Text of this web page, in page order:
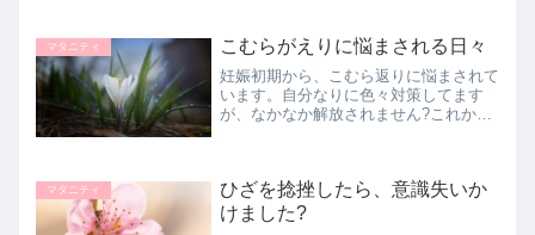
診日でした。
マタニティ こむらがえりに悩まされる日々
妊娠初期から、こむら返りに悩まされて
います。自分なりに色々対策してます
が、なかなか解放されません?これから
マタニティ
ひざを捻挫したら、意識失いか
けました?